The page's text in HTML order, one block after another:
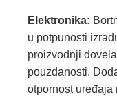
Elektronika:
u potpunosti
proizvodnji
pouzdanosti.
otpornost uređaja